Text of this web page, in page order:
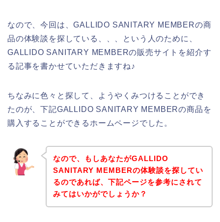
なので、今回は、GALLIDO SANITARY MEMBERの商
品の体験談を探している、、、という人のために、
GALLIDO SANITARY MEMBERの販売サイトを紹介す
る記事を書かせていただきますね♪
ちなみに色々と探して、ようやくみつけることができ
たのが、下記GALLIDO SANITARY MEMBERの商品を
購入することができるホームページでした。
なので、もしあなたがGALLIDO
SANITARY MEMBERの体験談を探してい
るのであれば、下記ページを参考にされて
みてはいかがでしょうか？